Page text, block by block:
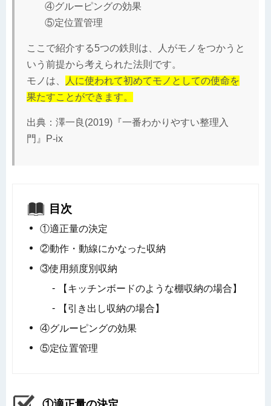
④グルーピングの効果
⑤定位置管理
ここで紹介する5つの鉄則は、人がモノをつかうと
いう前提から考えられた法則です。
モノは、
人に使われて初めてモノとしての使命を
果たすことができます。
出典：澤一良(2019)『一番わかりやすい整理入
門』P-ix
目次
①適正量の決定
②動作・動線にかなった収納
③使用頻度別収納
【キッチンボードのような棚収納の場合】
【引き出し収納の場合】
④グルーピングの効果
⑤定位置管理